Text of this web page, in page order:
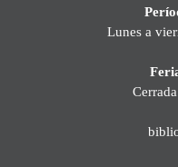
Lunes a